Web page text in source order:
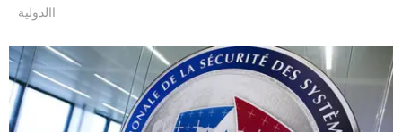
االدولية